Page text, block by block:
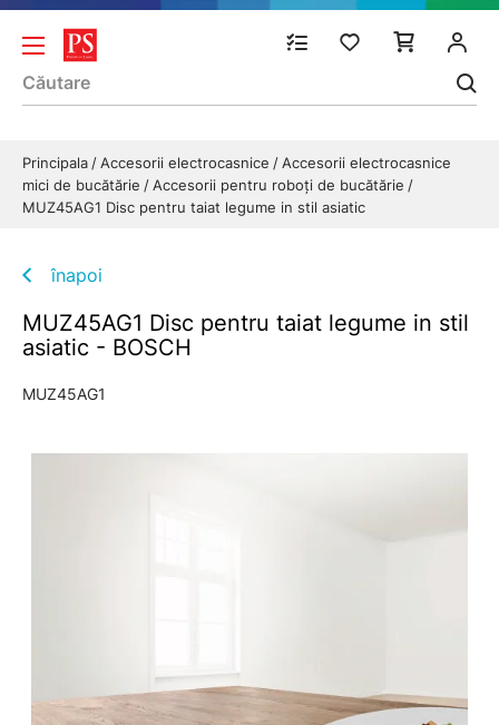
Principala Accesorii electrocasnice
Accesorii electrocasnice
mici de bucătărie
Accesorii pentru roboți de bucătărie
MUZ45AG1 Disc pentru taiat legume in stil asiatic
înapoi
MUZ45AG1 Disc pentru taiat legume in stil
asiatic - BOSCH
MUZ45AG1